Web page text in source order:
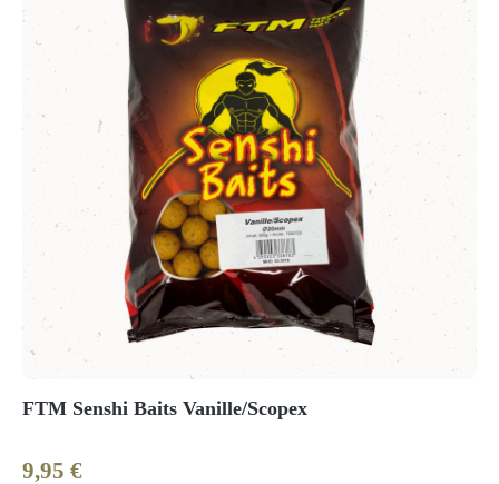
FTM Senshi Baits Vanille/Scopex
Regulärer Preis:
9,95 €